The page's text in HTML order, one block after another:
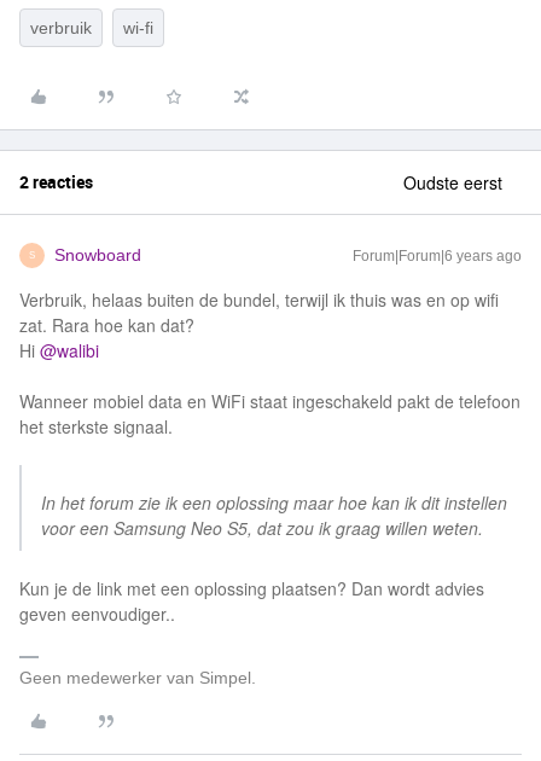
verbruik wi-fi
2 reacties Oudste eerst
S Snowboard Forum|Forum|6 years ago
Verbruik, helaas buiten de bundel, terwijl ik thuis was en op wifi
zat. Rara hoe kan dat?
Hi @walibi
Wanneer mobiel data en WiFi staat ingeschakeld pakt de telefoon
het sterkste signaal.
In het forum zie ik een oplossing maar hoe kan ik dit instellen
voor een Samsung Neo S5, dat zou ik graag willen weten.
Kun je de link met een oplossing plaatsen? Dan wordt advies
geven eenvoudiger..
Geen medewerker van Simpel.